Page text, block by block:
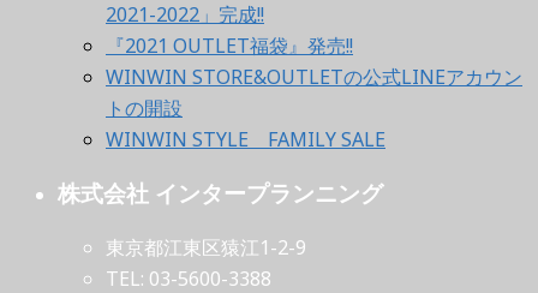
2021-2022」完成!!
『2021 OUTLET福袋』発売!!
WINWIN STORE&OUTLETの公式LINEアカウン
トの開設
WINWIN STYLE FAMILY SALE
株式会社 インタープランニング
東京都江東区猿江1-2-9
TEL: 03-5600-3388